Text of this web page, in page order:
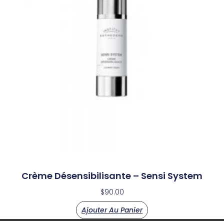
Crème Désensibilisante – Sensi System
$90.00
Ajouter Au Panier